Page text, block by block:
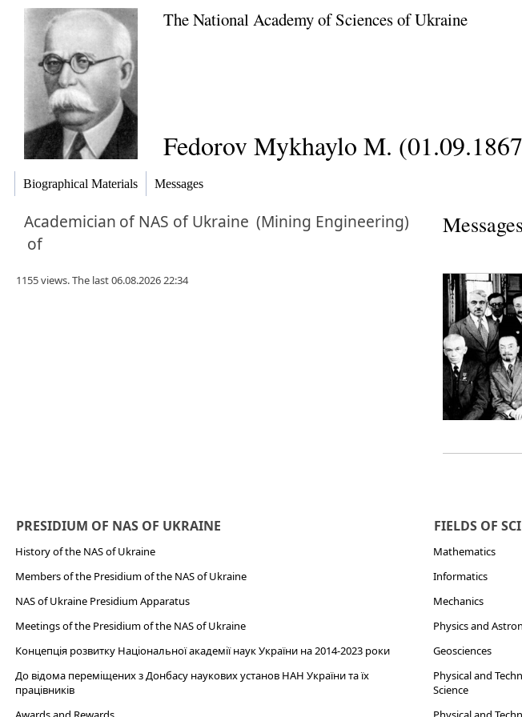
The National Academy of Sciences of Ukraine
Fedorov Mykhaylo M.
Biographical Materials Messages
Academician of NAS of Ukraine (Mining Engineering)
of
1155 views. The last 06.08.2026 22:34
Messages
PRESIDIUM OF NAS OF UKRAINE
History of the NAS of Ukraine
Members of the Presidium of the NAS of Ukraine
NAS of Ukraine Presidium Apparatus​
Meetings of the Presidium of the NAS of Ukraine
Концепція розвитку Національної академії наук України на 2014-2023 роки
До відома переміщених з Донбасу наукових установ НАН України та їх
працівників
FIELDS OF
Mathematics
Informatics
Mechanics
Physics and
Geosciences
Physical and
Science